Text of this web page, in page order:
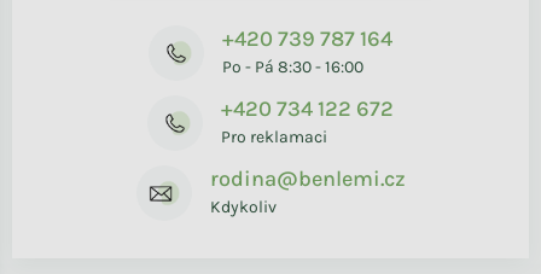
+420 739 787 164
Po - Pá 8:30 - 16:00
+420 734 122 672
Pro reklamaci
rodina@benlemi.cz
Kdykoliv